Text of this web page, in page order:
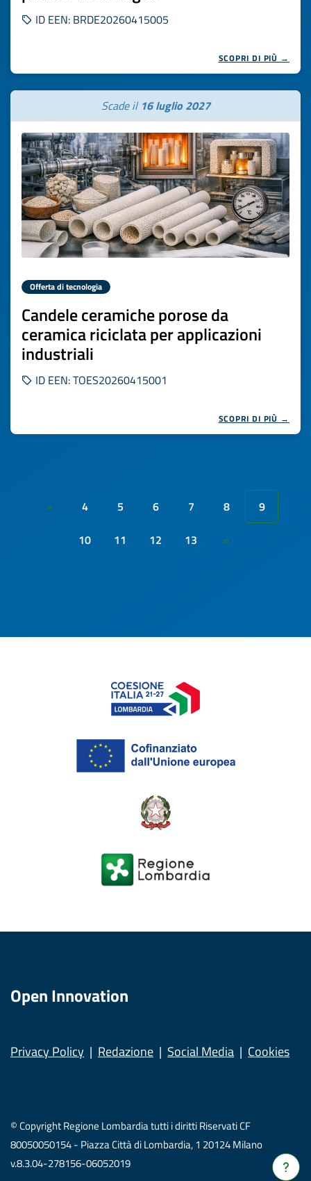
Verrà
ID EEN: BRDE20260415005
SCOPRI DI PIÙ →
Scade il 16 luglio 2027
Offerta di tecnologia
Candele ceramiche porose da
ceramica riciclata per applicazioni
industriali
ID EEN: TOES20260415001
SCOPRI DI PIÙ →
« 4 5 6 7 8
9
10
11 12 13 »
Open Innovation
Privacy Policy Redazione Social Media Cookies
© Copyright Regione Lombardia tutti i diritti Riservati CF
80050050154 - Piazza Città di Lombardia, 1 20124 Milano
v.8.3.04-278156-06052019